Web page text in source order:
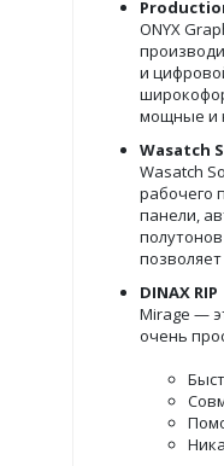
ONYX
и
мощные и
Wasatch
Wasatch
рабочего
панели,
DINAX RIP
Mirage —
очень